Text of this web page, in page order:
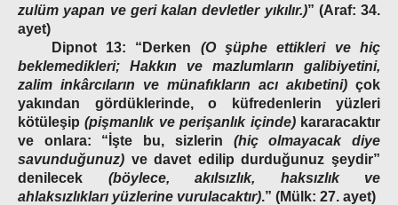
zulüm yapan ve geri kalan devletler yıkılır.)” (Araf: 34.
ayet)
Dipnot 13: “Derken (O şüphe ettikleri ve hiç
beklemedikleri; Hakkın ve mazlumların galibiyetini,
zalim inkârcıların ve münafıkların acı akıbetini) çok
yakından gördüklerinde, o küfredenlerin yüzleri
kötüleşip(pişmanlık ve perişanlık içinde)kararacaktır
ve onlara: “İşte bu, sizlerin (hiç olmayacak diye
savunduğunuz) ve davet edilip durduğunuz şeydir”
denilecek (böylece, akılsızlık, haksızlık ve
ahlaksızlıkları yüzlerine vurulacaktır).” (Mülk: 27. ayet)